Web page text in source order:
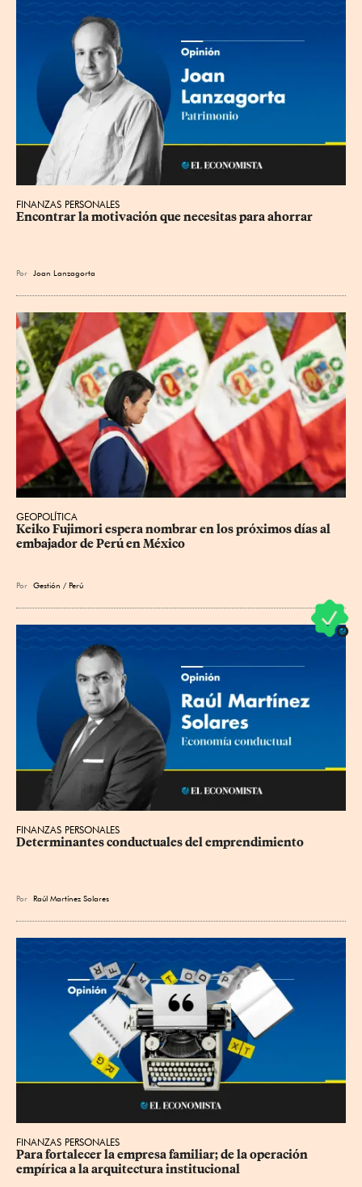
FINANZAS PERSONALES
Encontrar la motivación que necesitas para ahorrar
Por Joan Lanzagorta
GEOPOLÍTICA
Keiko Fujimori espera nombrar en los próximos días al
embajador de Perú en México
Por Gestión / Perú
FINANZAS PERSONALES
Determinantes conductuales del emprendimiento
Por Raúl Martínez Solares
FINANZAS PERSONALES
Para fortalecer la empresa familiar; de la operación
empírica a la arquitectura institucional